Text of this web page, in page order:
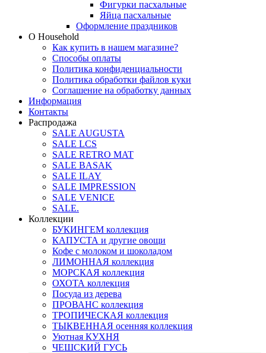
Фигурки пасхальные
Яйца пасхальные
Оформление праздников
О Household
Как купить в нашем магазине?
Способы оплаты
Политика конфиденциальности
Политика обработки файлов куки
Соглашение на обработку данных
Информация
Контакты
Распродажа
SALE AUGUSTA
SALE LCS
SALE RETRO MAT
SALE BASAK
SALE ILAY
SALE IMPRESSION
SALE VENICE
SALE.
Коллекции
БУКИНГЕМ коллекция
КАПУСТА и другие овощи
Кофе с молоком и шоколадом
ЛИМОННАЯ коллекция
МОРСКАЯ коллекция
ОХОТА коллекция
Посуда из дерева
ПРОВАНС коллекция
ТРОПИЧЕСКАЯ коллекция
ТЫКВЕННАЯ осенняя коллекция
Уютная КУХНЯ
ЧЕШСКИЙ ГУСЬ